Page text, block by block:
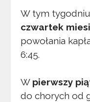
W tym
czwartek
powołania
6:45.
W pierwszy
do chorych od